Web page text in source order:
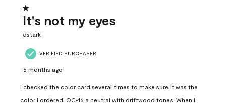
1 out of 5 stars.
It's not my eyes
dstark
VERIFIED PURCHASER
5 months ago
I checked the color card several times to make sure it was the
color I ordered. OC-16 a neutral with driftwood tones. When I